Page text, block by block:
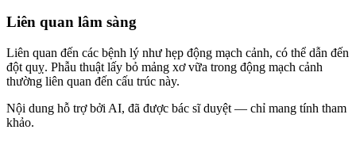
Liên quan lâm sàng
Liên quan đến các bệnh lý như hẹp động mạch cảnh, có thể dẫn đến
đột quỵ. Phẫu thuật lấy bỏ mảng xơ vữa trong động mạch cảnh
thường liên quan đến cấu trúc này.
Nội dung hỗ trợ bởi AI, đã được bác sĩ duyệt — chỉ mang tính tham
khảo.